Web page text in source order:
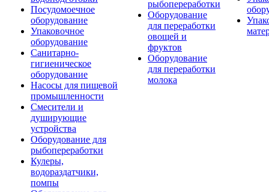
Посудомоечное
оборудование
Упаковочное
оборудование
Санитарно-
гигиеническое
оборудование
Насосы для пищевой
промышленности
Смесители и
душирующие
устройства
Оборудование для
рыбопереработки
Кулеры,
водораздатчики,
помпы
рыбопереработки
Оборудование
для переработки
овощей и
фруктов
Оборудование
для переработки
молока